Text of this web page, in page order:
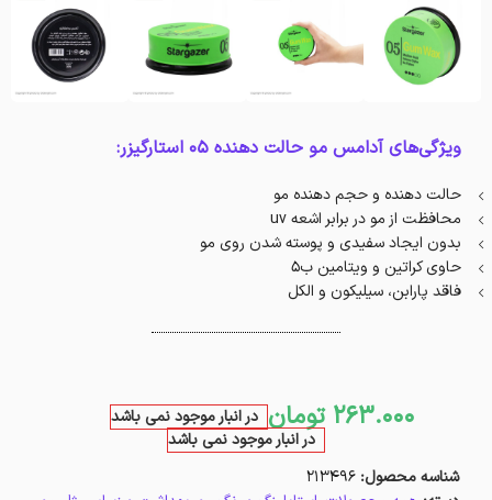
ویژگی‌های آدامس مو حالت دهنده 05 استارگیزر:
حالت دهنده و حجم دهنده مو
محافظت از مو در برابر اشعه uv
بدون ایجاد سفیدی و پوسته شدن روی مو
حاوی کراتین و ویتامین ب5
فاقد پارابن، سیلیکون و الکل
263.000 تومان در انبار موجود نمی باشد
در انبار موجود نمی باشد
شناسه محصول: 213496